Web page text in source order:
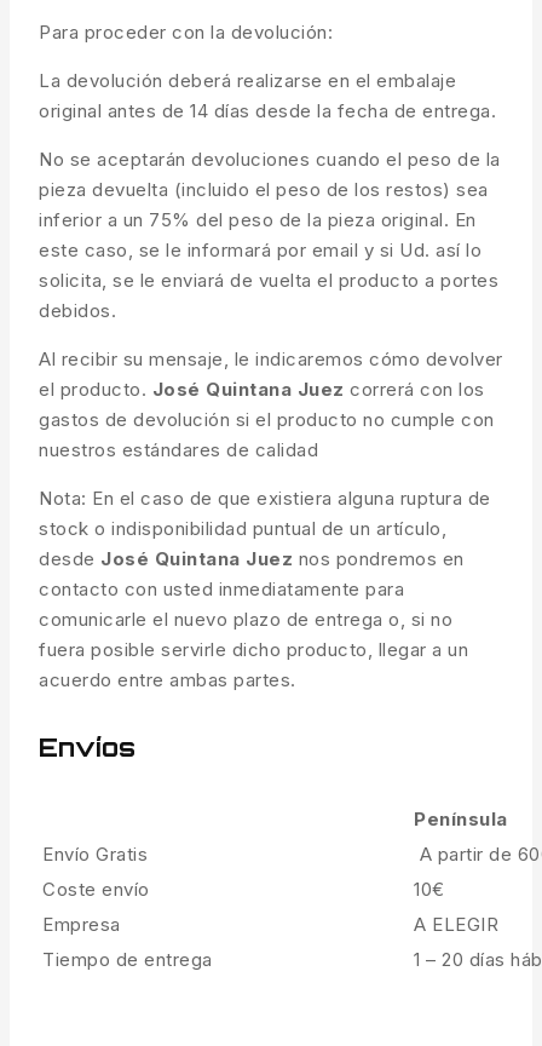
Para proceder con la devolución:
La devolución deberá realizarse en el embalaje
original antes de 14 días desde la fecha de entrega.
No se aceptarán devoluciones cuando el peso de la
pieza devuelta (incluido el peso de los restos) sea
inferior a un 75% del peso de la pieza original. En
este caso, se le informará por email y si Ud. así lo
solicita, se le enviará de vuelta el producto a portes
debidos.
Al recibir su mensaje, le indicaremos cómo devolver
el producto. José Quintana Juez correrá con los
gastos de devolución si el producto no cumple con
nuestros estándares de calidad
Nota: En el caso de que existiera alguna ruptura de
stock o indisponibilidad puntual de un artículo,
desde José Quintana Juez nos pondremos en
contacto con usted inmediatamente para
comunicarle el nuevo plazo de entrega o, si no
fuera posible servirle dicho producto, llegar a un
acuerdo entre ambas partes.
Envíos
Península
Envío Gratis
A partir de
Coste envío
10€
Empresa
A ELEGIR
Tiempo de entrega
1 – 20 días